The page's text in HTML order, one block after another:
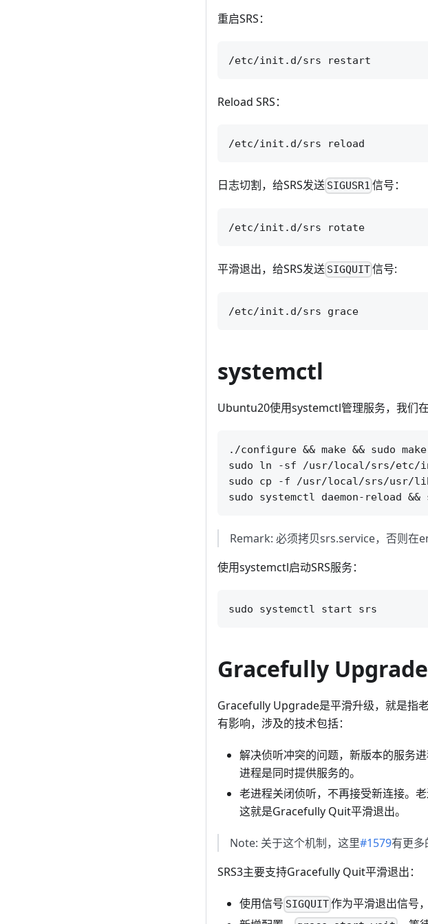
重启SRS：
Reload SRS：
日志切割，给SRS发送 SIGUSR1 信号：
平滑退出，给SRS发送 SIGQUIT信号:
systemctl
Ubuntu20使用systemctl管理服务，我们
./configure && make && sudo
sudo ln -sf /usr/local/srs/
sudo cp -f /usr/local/srs/usr/lib/
Remark: 必须拷贝srs.service，否则在
使用systemctl启动SRS服务：
Gracefully Upgrade
Gracefully Upgrade是平滑升级，就是指
有影响，涉及的技术包括：
解决侦听冲突的问题，新版本的服务
进程是同时提供服务的。
老进程关闭侦听，不再接受新连接。
这就是Gracefully Quit平滑退出。
Note: 关于这个机制，这里#1579有更多
SRS3主要支持Gracefully Quit平滑退出：
使用信号 SIGQUIT作为平滑退出信号